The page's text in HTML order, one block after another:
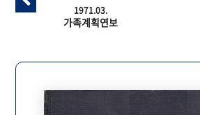
1971.03.
가족계획연보